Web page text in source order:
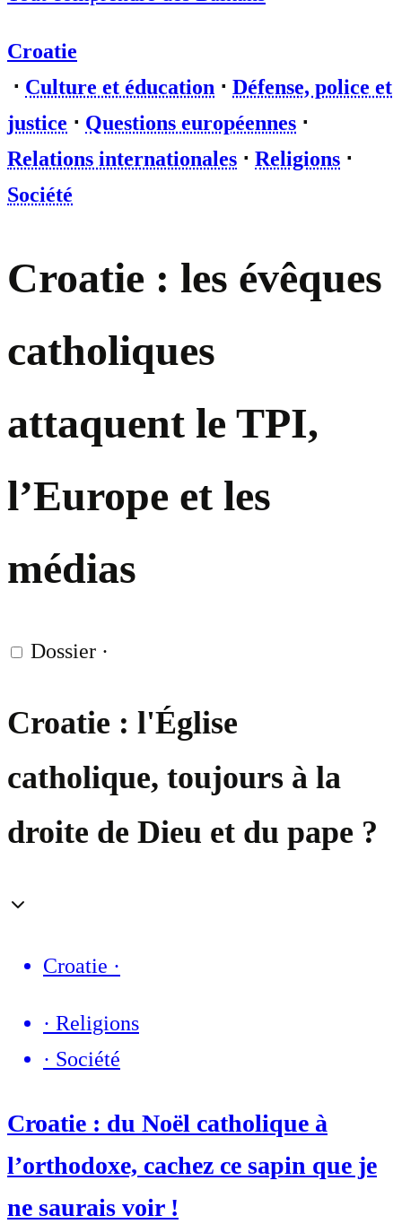
Croatie
⋅ Culture et éducation ⋅ Défense, police et
justice ⋅ Questions européennes ⋅
Relations internationales ⋅ Religions ⋅
Société
Croatie : les évêques
catholiques
attaquent le TPI,
l’Europe et les
médias
Dossier ·
Croatie : l'Église
catholique, toujours à la
droite de Dieu et du pape ?
Croatie ·
· Religions
· Société
Croatie : du Noël catholique à
l’orthodoxe, cachez ce sapin que je
ne saurais voir !